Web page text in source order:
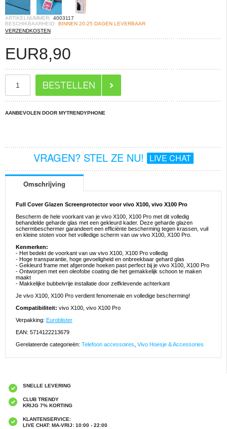
ARTIKELNUMMER: 4003117
BESCHIKBAARHEID: BINNEN 20-25 DAGEN LEVERBAAR
VERZENDKOSTEN
EUR8,90
AANBEVOLEN DOOR MYTRENDYPHONE
VRAGEN? STEL ZE NU! LIVE CHAT
Omschrijving
Full Cover Glazen Screenprotector voor vivo X100, vivo X100 Pro
Bescherm de hele voorkant van je vivo X100, X100 Pro met dit volledig
behandelde geharde glas met een gekleurd kader. Deze geharde glazen
schermbeschermer garandeert een efficiënte bescherming tegen krassen, vuil
en kleine stoten voor het volledige scherm van uw vivo X100, X100 Pro.
Kenmerken:
- Het bedekt de voorkant van uw vivo X100, X100 Pro volledig
- Hoge transparantie, hoge gevoeligheid en onbreekbaar gehard glas
- Gekleurd frame met afgeronde hoeken past perfect bij je vivo X100, X100 Pro
- Ontworpen met een oleofobe coating die het gemakkelijk schoon te maken
maakt
- Makkelijke bubbelvrije installatie door zelfklevende achterkant
Je vivo X100, X100 Pro verdient fenomenale en volledige bescherming!
Compatibiliteit: vivo X100, vivo X100 Pro
Verpakking: Euroblister
EAN: 5714122213679
Gerelateerde categorieën: Telefoon accessoires Vivo Hoesje & Accessories
SNELLE LEVERING
CLUB TRENDY
KRIJG 7% KORTING
KLANTENSERVICE:
LIVE CHAT: MA-VRIJ: 10:00 - 22:00